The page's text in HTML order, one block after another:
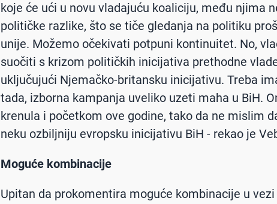
koje će ući u novu vladajuću koaliciju, među njima
političke razlike, što se tiče gledanja na politiku
unije. Možemo očekivati potpuni kontinuitet. No,
suočiti s krizom političkih inicijativa prethodne
uključujući Njemačko-britansku inicijativu. Treba
tada, izborna kampanja uveliko uzeti maha u BiH.
krenula i početkom ove godine, tako da ne mislim
neku ozbiljniju evropsku inicijativu BiH - rekao je
Moguće kombinacije
Upitan da prokomentira moguće kombinacije u